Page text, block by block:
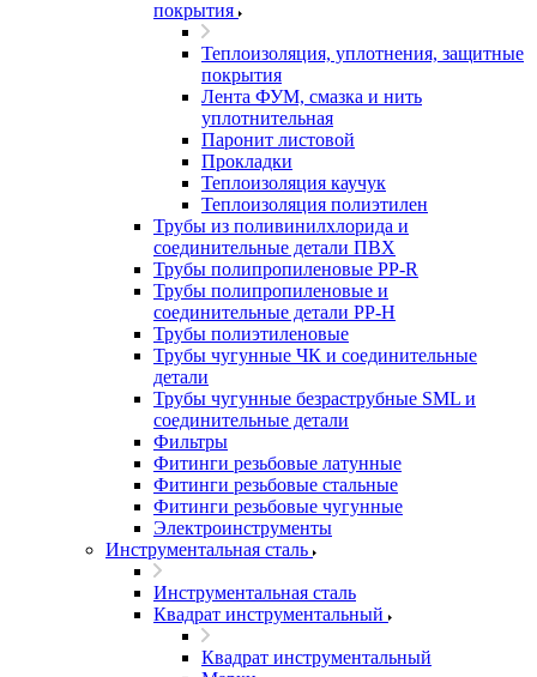
покрытия
Теплоизоляция, уплотнения, защитные
покрытия
Лента ФУМ, смазка и нить
уплотнительная
Паронит листовой
Прокладки
Теплоизоляция каучук
Теплоизоляция полиэтилен
Трубы из поливинилхлорида и
соединительные детали ПВХ
Трубы полипропиленовые PP-R
Трубы полипропиленовые и
соединительные детали PP-H
Трубы полиэтиленовые
Трубы чугунные ЧК и соединительные
детали
Трубы чугунные безраструбные SML и
соединительные детали
Фильтры
Фитинги резьбовые латунные
Фитинги резьбовые стальные
Фитинги резьбовые чугунные
Электроинструменты
Инструментальная сталь
Инструментальная сталь
Квадрат инструментальный
Квадрат инструментальный